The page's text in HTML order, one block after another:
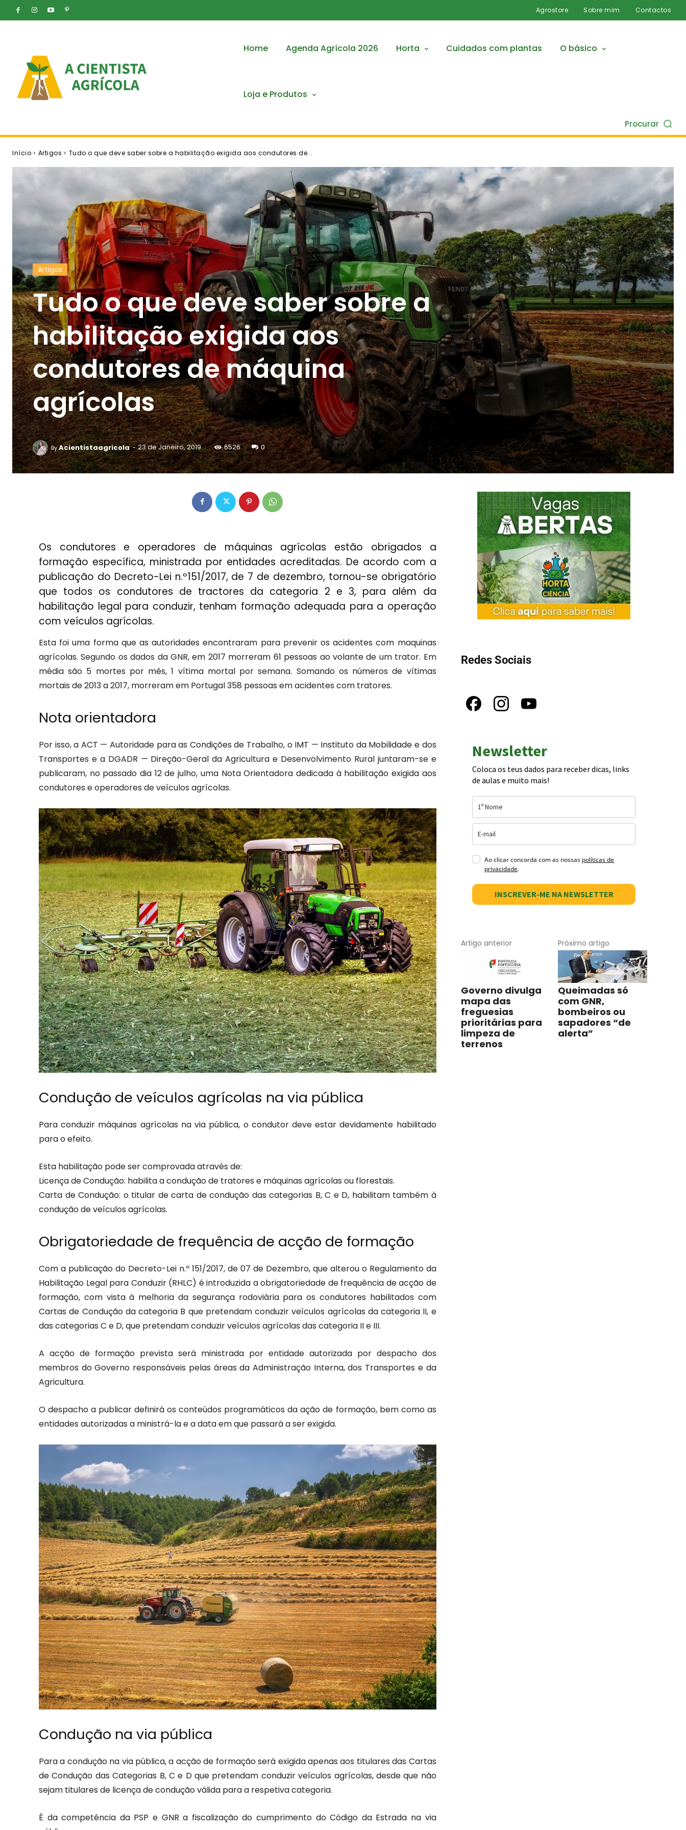
Agrostore Sobre mim Contactos
Home Agenda Agrícola 2026 Horta Cuidados com plantas O básico
Loja e Produtos
Procurar
Início Artigos Tudo o que deve saber sobre a habilitação exigida aos condutores de...
Artigos
Tudo o que deve saber sobre a
habilitação exigida aos
condutores de máquina
agrícolas
ByAcientistaagricola - 23 de Janeiro, 2019 6526 0
Os condutores e operadores de máquinas agrícolas estão obrigados a
formação específica, ministrada por entidades acreditadas. De acordo com a
publicação do Decreto-Lei n.º151/2017, de 7 de dezembro, tornou-se obrigatório
que todos os condutores de tractores da categoria 2 e 3, para além da
habilitação legal para conduzir, tenham formação adequada para a operação
com veículos agrícolas.
Esta foi uma forma que as autoridades encontraram para prevenir os acidentes com maquinas
agrícolas. Segundo os dados da GNR, em 2017 morreram 61 pessoas ao volante de um trator. Em
média são 5 mortes por mês, 1 vítima mortal por semana. Somando os números de vítimas
mortais de 2013 a 2017, morreram em Portugal 358 pessoas em acidentes com tratores.
Nota orientadora
Por isso, a ACT — Autoridade para as Condições de Trabalho, o IMT — Instituto da Mobilidade e dos
Transportes e a DGADR — Direção-Geral da Agricultura e Desenvolvimento Rural juntaram-se e
publicaram, no passado dia 12 de julho, uma Nota Orientadora dedicada à habilitação exigida aos
condutores e operadores de veículos agrícolas.
Condução de veículos agrícolas na via pública
Para conduzir máquinas agrícolas na via pública, o condutor deve estar devidamente habilitado
para o efeito.
Esta habilitação pode ser comprovada através de:
Licença de Condução: habilita a condução de tratores e máquinas agrícolas ou florestais.
Carta de Condução: o titular de carta de condução das categorias B, C e D, habilitam também à
condução de veículos agrícolas.
Obrigatoriedade de frequência de acção de formação
Com a publicação do Decreto-Lei n.º 151/2017, de 07 de Dezembro, que alterou o Regulamento da
Habilitação Legal para Conduzir (RHLC) é introduzida a obrigatoriedade de frequência de acção de
formação, com vista à melhoria da segurança rodoviária para os condutores habilitados com
Cartas de Condução da categoria B que pretendam conduzir veículos agrícolas da categoria II, e
das categorias C e D, que pretendam conduzir veículos agrícolas das categoria II e III.
A acção de formação prevista será ministrada por entidade autorizada por despacho dos
membros do Governo responsáveis pelas áreas da Administração Interna, dos Transportes e da
Agricultura.
O despacho a publicar definirá os conteúdos programáticos da ação de formação, bem como as
entidades autorizadas a ministrá-la e a data em que passará a ser exigida.
Condução na via pública
Para a condução na via pública, a acção de formação será exigida apenas aos titulares das Cartas
de Condução das Categorias B, C e D que pretendam conduzir veículos agrícolas, desde que não
sejam titulares de licença de condução válida para a respetiva categoria.
É da competência da PSP e GNR a fiscalização do cumprimento do Código da Estrada na via
Redes Sociais
Newsletter
Coloca os teus dados para receber dicas, links
de aulas e muito mais!
Ao clicar concorda com as nossas políticas de
privacidade.
INSCREVER-ME NA NEWSLETTER
Artigo anterior
Governo divulga
mapa das
freguesias
prioritárias para
limpeza de
terrenos
Próximo artigo
Queimadas só
com GNR,
bombeiros ou
sapadores “de
alerta”